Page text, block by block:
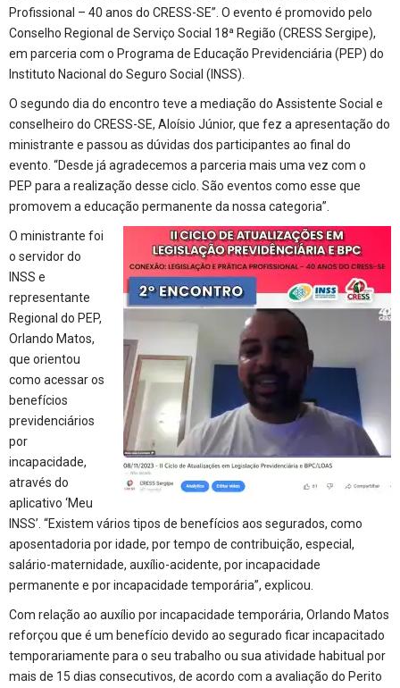
Profissional – 40 anos do CRESS-SE”. O evento é promovido pelo
Conselho Regional de Serviço Social 18ª Região (CRESS Sergipe),
em parceria com o Programa de Educação Previdenciária (PEP) do
Instituto Nacional do Seguro Social (INSS).
O segundo dia do encontro teve a mediação do Assistente Social e
conselheiro do CRESS-SE, Aloísio Júnior, que fez a apresentação do
ministrante e passou as dúvidas dos participantes ao final do
evento. “Desde já agradecemos a parceria mais uma vez com o
PEP para a realização desse ciclo. São eventos como esse que
promovem a educação permanente da nossa categoria”.
O ministrante foi
o servidor do
INSS e
representante
Regional do PEP,
Orlando Matos,
que orientou
como acessar os
benefícios
previdenciários
por
incapacidade,
através do
aplicativo ‘Meu
INSS’. “Existem vários tipos de benefícios aos segurados, como
aposentadoria por idade, por tempo de contribuição, especial,
salário-maternidade, auxílio-acidente, por incapacidade
permanente e por incapacidade temporária”, explicou.
Com relação ao auxílio por incapacidade temporária, Orlando Matos
reforçou que é um benefício devido ao segurado ficar incapacitado
temporariamente para o seu trabalho ou sua atividade habitual por
mais de 15 dias consecutivos, de acordo com a avaliação do Perito